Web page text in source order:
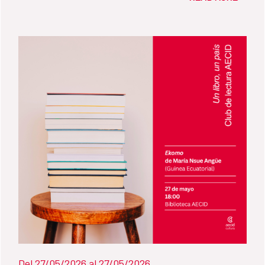
Información práctica • Lugar: Biblioteca
AECID (Avda. de los Reyes Católicos, 4,
Madrid). • Fecha: miércoles 24 de junio a
voces”, un espacio de reflexión sobre la
hispanohablante las obras de escritores y
escritoras africanas contemporáneas. La
conversación contará con la participación
de Chema Caballero, cooperante, escritor y
activista, y uno de los directores de la
colección Libros del Baobab de la editorial
Libros de las Malas Compañías,
especializada en literatura africana en
español. Con esta iniciativa se propone
ampliar las miradas sobre el continente